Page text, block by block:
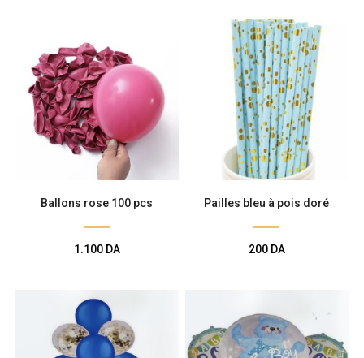
Ballons rose 100 pcs
1.100 DA
Pailles bleu à pois doré
200 DA